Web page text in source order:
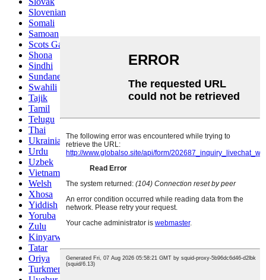
Slovenian
Somali
Samoan
Scots Gaelic
Shona
Sindhi
Sundanese
Swahili
Tajik
Tamil
Telugu
Thai
Ukrainian
Urdu
Uzbek
Vietnamese
Welsh
Xhosa
Yiddish
Yoruba
Zulu
Kinyarwanda
Tatar
Oriya
Turkmen